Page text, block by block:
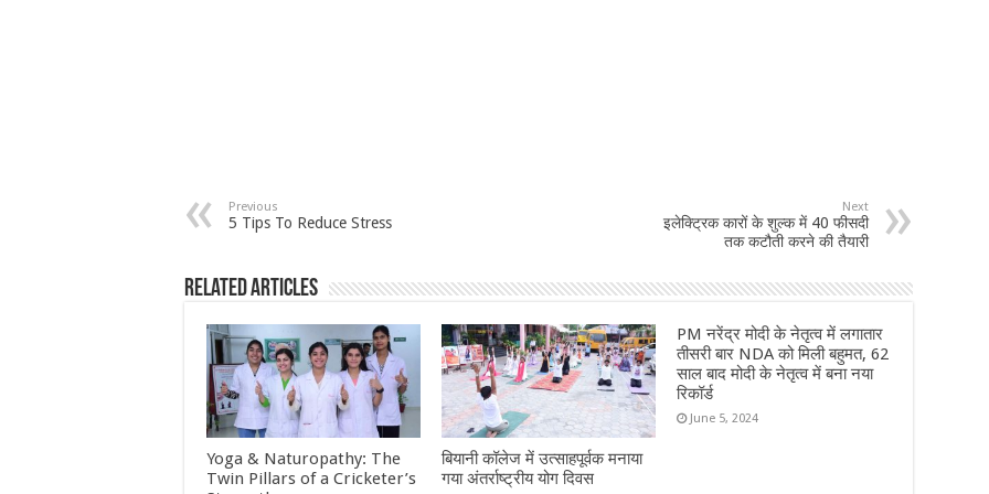
Previous
5 Tips To Reduce Stress
Next
इलेक्ट्रिक कारों के शुल्क में 40 फीसदी
तक कटौती करने की तैयारी
Related Articles
Yoga & Naturopathy: The
Twin Pillars of a Cricketer’s
बियानी कॉलेज में उत्साहपूर्वक मनाया
गया अंतर्राष्ट्रीय योग दिवस
PM नरेंद्र मोदी के नेतृत्व में लगातार
तीसरी बार NDA को मिली बहुमत, 62
साल बाद मोदी के नेतृत्व में बना नया
रिकॉर्ड
June 5, 2024